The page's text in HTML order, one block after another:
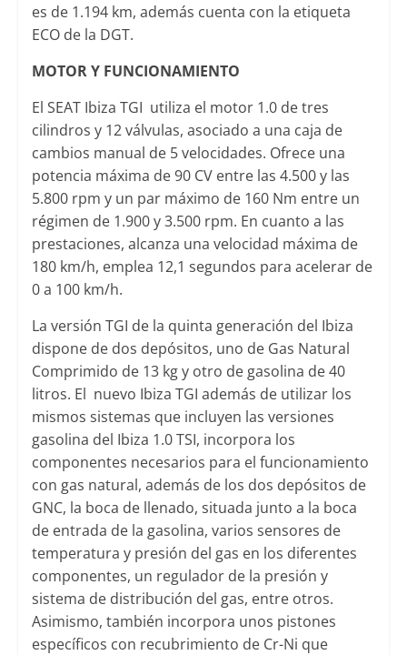
es de 1.194 km, además cuenta con la etiqueta
ECO de la DGT.
MOTOR Y FUNCIONAMIENTO
El SEAT Ibiza TGI utiliza el motor 1.0 de tres
cilindros y 12 válvulas, asociado a una caja de
cambios manual de 5 velocidades. Ofrece una
potencia máxima de 90 CV entre las 4.500 y las
5.800 rpm y un par máximo de 160 Nm entre un
régimen de 1.900 y 3.500 rpm. En cuanto a las
prestaciones, alcanza una velocidad máxima de
180 km/h, emplea 12,1 segundos para acelerar de
0 a 100 km/h.
La versión TGI de la quinta generación del Ibiza
dispone de dos depósitos, uno de Gas Natural
Comprimido de 13 kg y otro de gasolina de 40
litros. El nuevo Ibiza TGI además de utilizar los
mismos sistemas que incluyen las versiones
gasolina del Ibiza 1.0 TSI, incorpora los
componentes necesarios para el funcionamiento
con gas natural, además de los dos depósitos de
GNC, la boca de llenado, situada junto a la boca
de entrada de la gasolina, varios sensores de
temperatura y presión del gas en los diferentes
componentes, un regulador de la presión y
sistema de distribución del gas, entre otros.
Asimismo, también incorpora unos pistones
específicos con recubrimiento de Cr-Ni que